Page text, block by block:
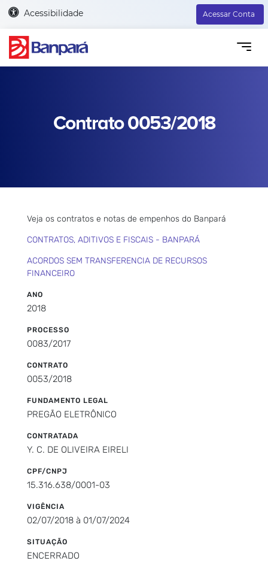
Acessibilidade Acessar Conta
Contrato 0053/2018
Veja os contratos e notas de empenhos do Banpará
CONTRATOS, ADITIVOS E FISCAIS - BANPARÁ
ACORDOS SEM TRANSFERENCIA DE RECURSOS
FINANCEIRO
ANO
2018
PROCESSO
0083/2017
CONTRATO
0053/2018
FUNDAMENTO LEGAL
PREGÃO ELETRÔNICO
CONTRATADA
Y. C. DE OLIVEIRA EIRELI
CPF/CNPJ
15.316.638/0001-03
VIGÊNCIA
02/07/2018 à 01/07/2024
SITUAÇÃO
ENCERRADO